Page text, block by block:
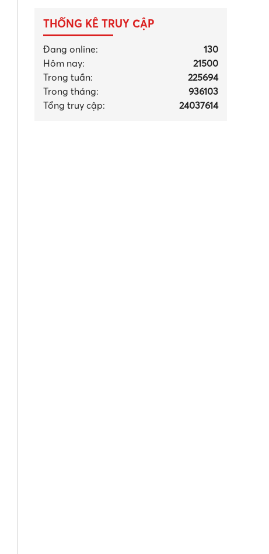
THỐNG KÊ TRUY CẬP
Đang online:
130
Hôm nay:
21500
Trong tuần:
225694
Trong tháng:
936103
Tổng truy cập:
24037614